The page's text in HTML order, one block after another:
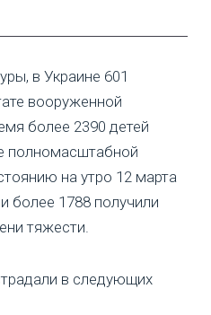
в Украине 601
вооруженной
более 2390 детей
полномасштабной
на утро 12 марта
более 1788 получили
тяжести.
в следующих